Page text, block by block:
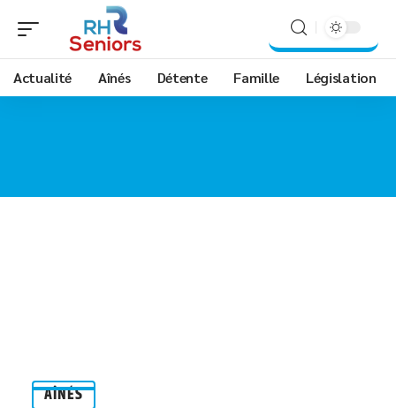
Actualité Aînés Détente Famille Législation
AÎNÉS